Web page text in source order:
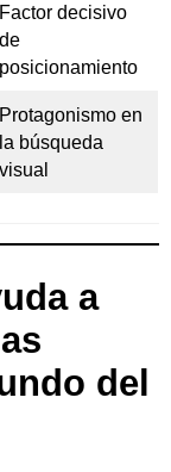
Factor decisivo
de
posicionamiento
Protagonismo en
la búsqueda
visual
a
del